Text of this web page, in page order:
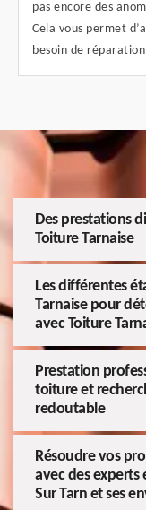
pas encore des
Cela vous permet
besoin de
Des prestations
Toiture Tarnaise
Les différentes
Tarnaise pour
avec Toiture
Prestation
toiture et
redoutable
Résoudre vos
avec des
Sur Tarn et ses